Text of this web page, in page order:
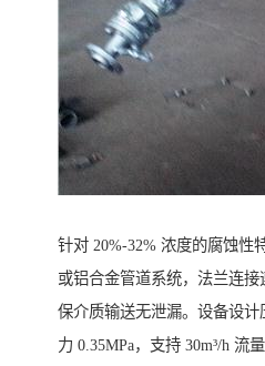
针对 20%-32% 浓度的腐蚀性
或铝合金管道系统，法兰连接
保介质输送无泄漏。设备设计
力 0.35MPa，支持 30m³/h 流